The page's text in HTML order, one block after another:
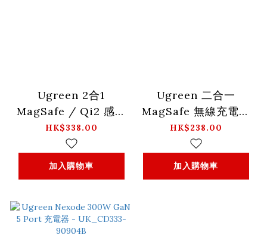
Ugreen 2合1
MagSafe / Qi2 感應
充電器_W702-35316
HK$338.00
加入購物車
Ugreen 二合一
MagSafe 無線充電器
_CD317-90668
HK$238.00
加入購物車